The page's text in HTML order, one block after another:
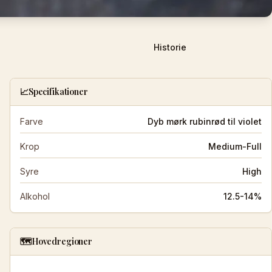
Historie
📈Specifikationer
Farve Dyb mørk rubinrød til violet
Krop Medium-Full
Syre High
Alkohol 12.5-14%
🗺️Hovedregioner